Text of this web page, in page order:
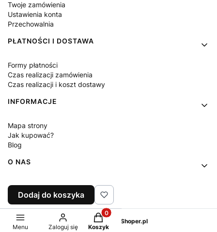
Twoje zamówienia
Ustawienia konta
Przechowalnia
PŁATNOŚCI I DOSTAWA
Formy płatności
Czas realizacji zamówienia
Czas realizacji i koszt dostawy
INFORMACJE
Mapa strony
Jak kupować?
Blog
O NAS
Kontakt
O firmie
Sklep internetowy Shoper.pl
Dodaj do koszyka
Menu Zaloguj się
Produkty w koszyku: 0. Zobacz
Koszyk